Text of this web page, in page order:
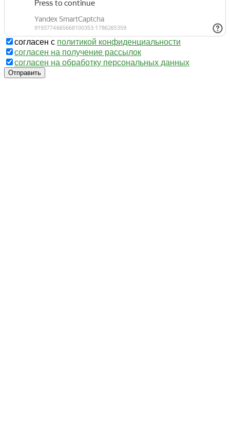
согласен с политикой конфиденциальности
согласен на получение рассылок
согласен на обработку персональных данных
Отправить